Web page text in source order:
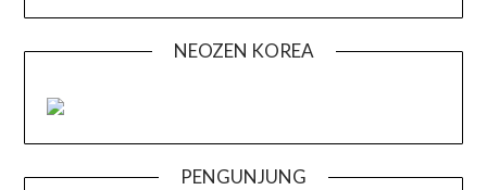
NEOZEN KOREA
PENGUNJUNG